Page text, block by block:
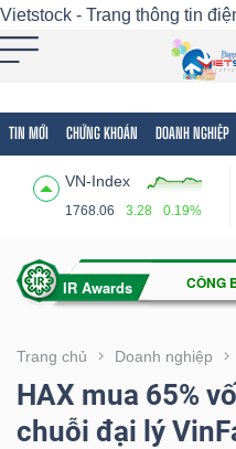
Vietstock - Trang thông tin
TIN MỚI CHỨNG KHOÁN DOANH NGHIỆP
VN-Index
1768.06 3.28 0.19%
Trang chủ Doanh nghiệp
HAX mua 65%
chuỗi đại lý
Tất cả Tính năng
Tính
(-)
VIETSTOCK
CHỨNG